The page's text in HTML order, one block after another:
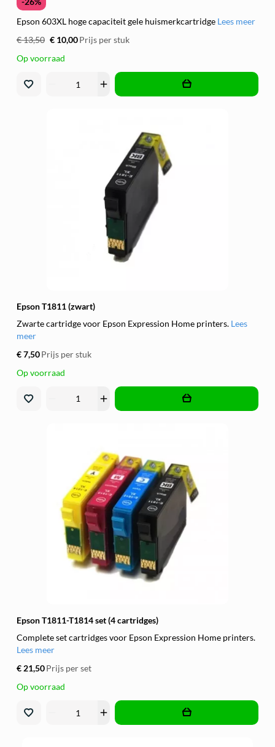
Epson 603XL hoge capaciteit gele huismerkcartridge Lees meer
€ 13,50 € 10,00Prijs per stuk
Op voorraad
add
Epson T1811 (zwart)
Zwarte cartridge voor Epson Expression Home printers. Lees
meer
€ 7,50Prijs per stuk
Op voorraad
add
Epson T1811-T1814 set (4 cartridges)
Complete set cartridges voor Epson Expression Home printers.
Lees meer
€ 21,50Prijs per set
Op voorraad
add